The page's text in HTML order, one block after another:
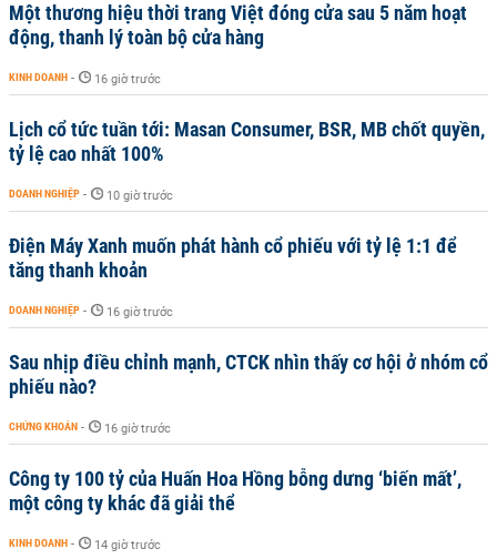
Một thương hiệu thời trang Việt đóng cửa sau 5 năm hoạt
động, thanh lý toàn bộ cửa hàng
KINH DOANH - 16 giờ trước
Lịch cổ tức tuần tới: Masan Consumer, BSR, MB chốt quyền,
tỷ lệ cao nhất 100%
DOANH NGHIỆP - 10 giờ trước
Điện Máy Xanh muốn phát hành cổ phiếu với tỷ lệ 1:1 để
tăng thanh khoản
DOANH NGHIỆP - 16 giờ trước
Sau nhịp điều chỉnh mạnh, CTCK nhìn thấy cơ hội ở nhóm cổ
phiếu nào?
CHỨNG KHOÁN - 16 giờ trước
Công ty 100 tỷ của Huấn Hoa Hồng bỗng dưng ‘biến mất’,
một công ty khác đã giải thể
KINH DOANH - 14 giờ trước